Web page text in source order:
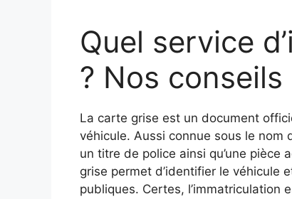
Quel service
? Nos conseils
La carte grise est un document
véhicule. Aussi connue sous le nom
un titre de police ainsi qu’une
grise permet d’identifier le véhicule
publiques. Certes, l’immatriculation